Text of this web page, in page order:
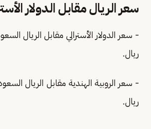
سعر الريال مقابل الدولار
ريال.
ريال.